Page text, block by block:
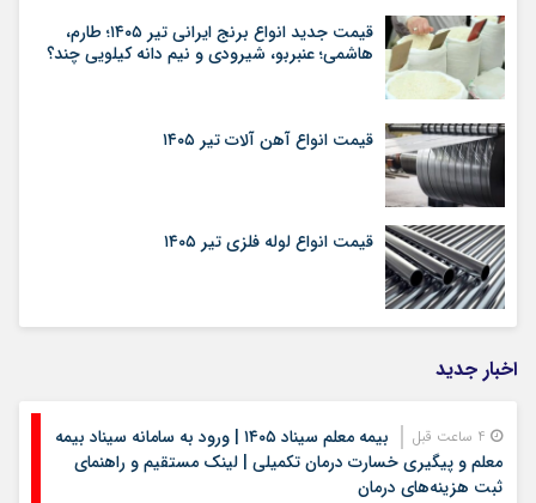
قیمت جدید انواع برنج ایرانی تیر ۱۴۰۵؛ طارم،
هاشمی؛ عنبربو، شیرودی و نیم دانه کیلویی چند؟
قیمت انواع آهن آلات تیر ۱۴۰۵
قیمت انواع لوله فلزی تیر ۱۴۰۵
اخبار جدید
بیمه معلم سیناد ۱۴۰۵ | ورود به سامانه سیناد بیمه
معلم و پیگیری خسارت درمان تکمیلی | لینک مستقیم و راهنمای
ثبت هزینه‌های درمان